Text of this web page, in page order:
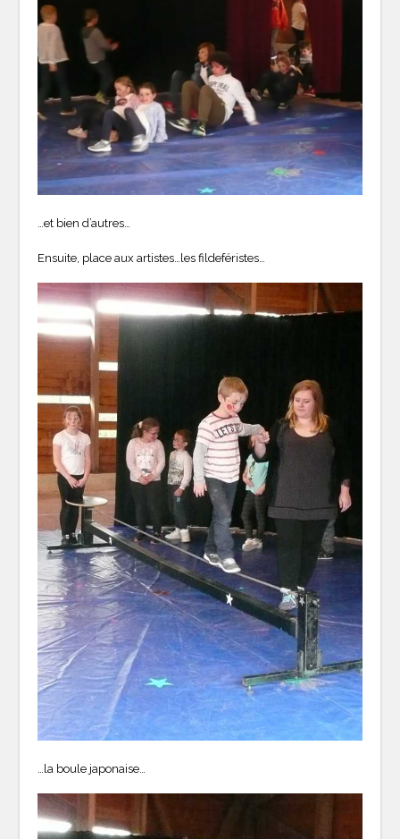
…et bien d’autres…
Ensuite, place aux artistes…les fildeféristes…
…la boule japonaise…